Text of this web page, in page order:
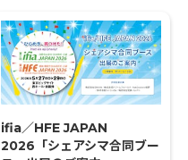
ifia／HFE JAPAN
2026「シェアシマ合同ブー